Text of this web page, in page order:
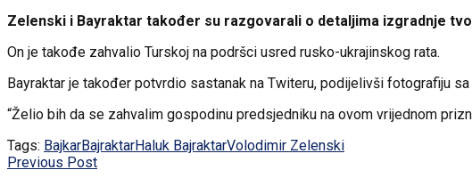
Zelenski i Bayraktar također su razgovarali o detaljima izgradnje
On je takođe zahvalio Turskoj na podršci usred rusko-ukrajinskog rata.
Bayraktar je također potvrdio sastanak na Twiteru, podijelivši fotografiju sa
“Želio bih da se zahvalim gospodinu predsjedniku na ovom vrijednom
Tags: BajkarBajraktarHaluk BajraktarVolodimir Zelenski
Previous Post